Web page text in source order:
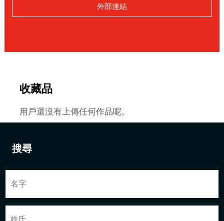
搜尋
外部連結
收藏品
用戶還沒有上傳任何作品呢。